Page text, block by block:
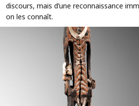
discours, mais d’une reconnaissance
on les connaît.